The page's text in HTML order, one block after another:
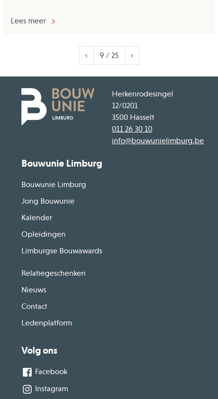
Lees meer
‹Vorige9 / 25 Volgende
›
Herkenrodesingel
12/0201
3500 Hasselt
011 26 30 10
info@bouwunielimburg.be
Bouwunie Limburg
Bouwunie Limburg
Jong Bouwunie
Kalender
Opleidingen
Limburgse Bouwawards
Relatiegeschenken
Nieuws
Contact
Ledenplatform
Volg ons
Facebook
Instagram